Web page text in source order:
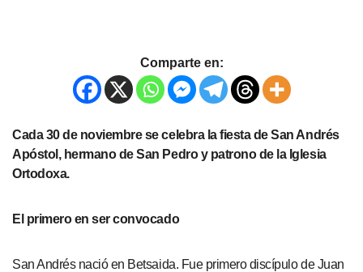
Comparte en:
Cada 30 de noviembre se celebra la fiesta de San Andrés
Apóstol, hermano de San Pedro y patrono de la Iglesia
Ortodoxa.
El primero en ser convocado
San Andrés nació en Betsaida. Fue primero discípulo de Juan